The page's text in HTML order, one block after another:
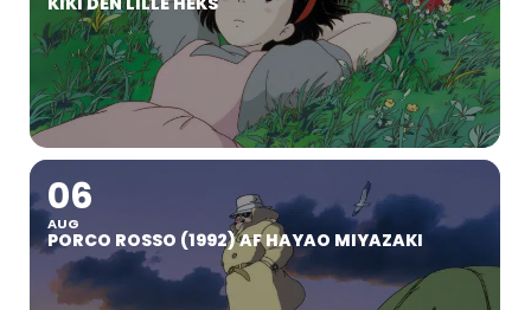
06
AUG
PORCO ROSSO (1992) AF HAYAO MIYAZAKI